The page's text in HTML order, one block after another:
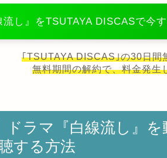
流し』をTSUTAYA DISCASで今
｢TSUTAYA DISCAS｣の30日間
無料期間の解約で、料金発生
ドラマ『白線流し』
する方法